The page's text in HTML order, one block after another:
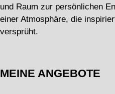
und Raum zur persönlichen
einer Atmosphäre, die
versprüht.
MEINE ANGEBOTE